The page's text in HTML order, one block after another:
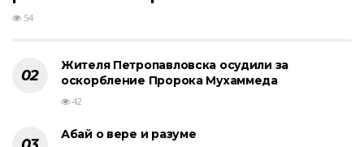
54
Жителя Петропавловска осудили за
оскорбление Пророка Мухаммеда
42
Абай о вере и разуме